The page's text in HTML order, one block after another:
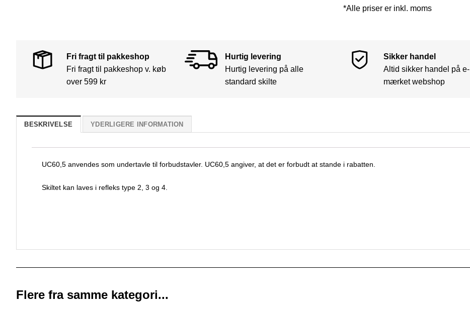
*Alle priser er inkl. moms
Fri fragt til pakkeshop
Fri fragt til pakkeshop v. køb
over 599 kr
Hurtig levering
Hurtig levering på alle
standard skilte
Sikker handel
Altid sikker handel på e-
mærket webshop
BESKRIVELSE YDERLIGERE INFORMATION
UC60,5 anvendes som undertavle til forbudstavler. UC60,5 angiver, at det er forbudt at stande i rabatten
Skiltet kan laves i refleks type 2, 3 og 4.
Flere fra samme kategori...